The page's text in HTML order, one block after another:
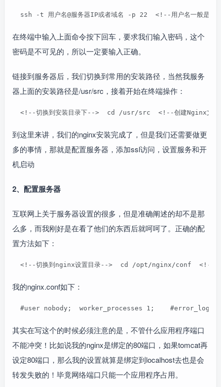
ssh -t 用户名@服务器IP或者域名 -p 22  <!--用户名一般是
在终端中输入上面命令按下回车，要求我们输入密码，这个
密码是不可见的，所以一定要输入正确。
链接到服务器后，我们切换到常用的安装路径，当然我服务
器上面的安装路径是/usr/src，接着开始在终端操作：
<!--切换到安装目录下-->  cd /usr/src  <!--创建Nginx
到这里来讲，我们的nginx安装完成了，但是我们还需要做更
多的事情，那就是配置服务器，添加ssl访问，设置服务和开
机启动
2、配置服务器
互联网上关于服务器设置的很多，但是准确阐述的却不是那
么多，而我刚好是在看了他们的东西后就呵呵了。正确的配
置方法如下：
<!--切换到nginx设置目录-->  cd /opt/nginx/conf  <!--
我的nginx.conf如下：
#user nobody;  worker_processes 1;    #error_log
其实在写这个的时候必须注意的是，不管什么应用程序端口
不能冲突！比如说我的nginx是绑定的80端口，如果tomcat再
设定80端口，那么我的设置就算是绑定到localhost去也是会
转发失败的！毕竟网络端口只能一个应用程序占用。